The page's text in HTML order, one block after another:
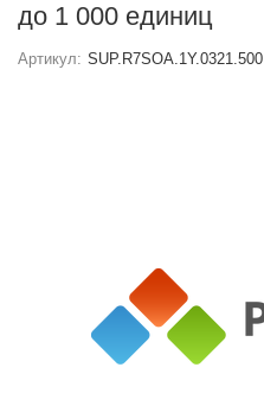
до 1 000 единиц
Артикул: SUP.R7SOA.1Y.0321.500